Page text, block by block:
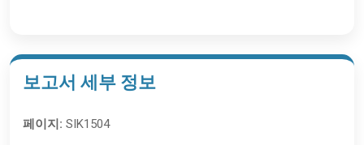
보고서 세부 정보
페이지: SIK1504